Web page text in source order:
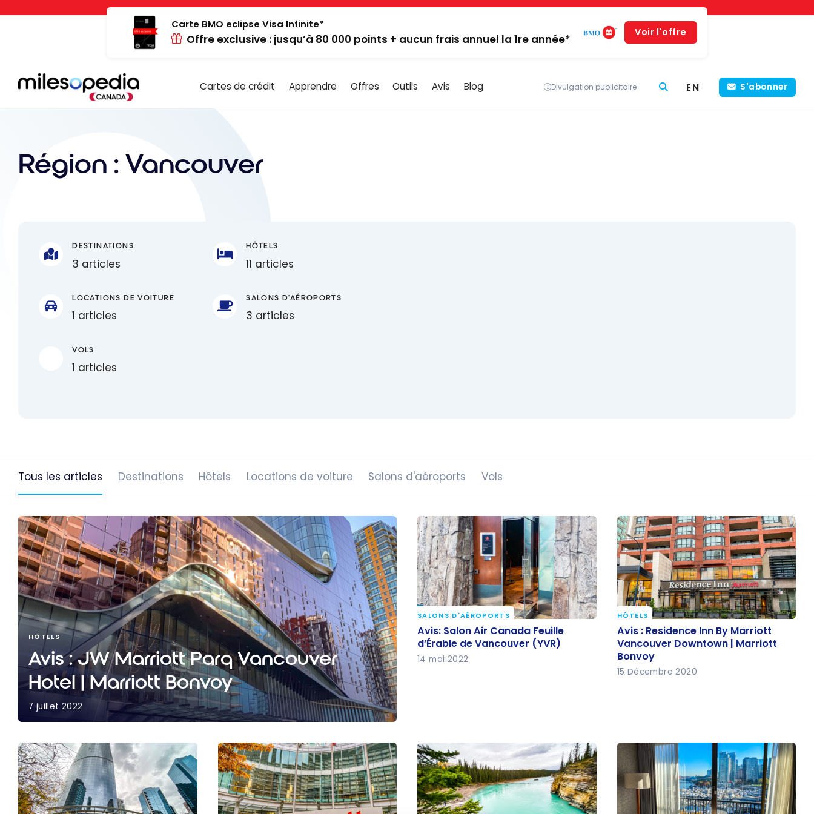
Panneau de gestion des cookies
Carte BMO eclipse Visa Infinite*
Offre exclusive : jusqu’à 80 000 points + aucun frais annuel la 1re année*
Voir l'offre
Cartes de crédit Apprendre Offres Outils Avis Blog Divulgation publicitaire EN S'abonner
Région : Vancouver
DESTINATIONS
3 articles
HÔTELS
11 articles
LOCATIONS DE VOITURE
1 articles
SALONS D'AÉROPORTS
3 articles
VOLS
1 articles
Tous les articles Destinations Hôtels Locations de voiture Salons d'aéroports Vols
HÔTELS
Avis : JW Marriott Parq Vancouver
Hotel | Marriott Bonvoy
7 juillet 2022
Avis: Salon Air Canada Feuille
d’Érable de Vancouver (YVR)
SALONS D'AÉROPORTS
Avis: Salon Air Canada Feuille
d’Érable de Vancouver (YVR)
14 mai 2022
Avis : Residence Inn By Marriott
Vancouver Downtown | Marriott
Bonvoy
HÔTELS
Avis : Residence Inn By Marriott
Vancouver Downtown | Marriott
Bonvoy
15 Décembre 2020